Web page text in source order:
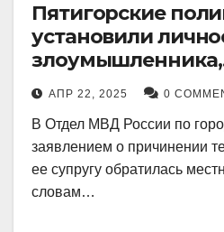
Пятигорские
установили
злоумышленника,
причинившего
повреждения
АПР 22, 2025 0
В Отдел МВД России по
заявлением о причинении
ее супругу обратилась
словам…